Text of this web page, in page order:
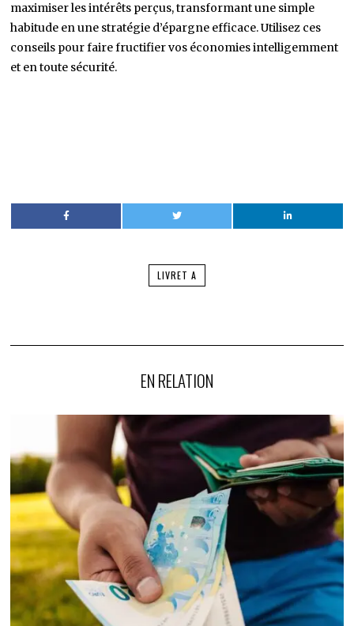
maximiser les intérêts perçus, transformant une simple
habitude en une stratégie d’épargne efficace. Utilisez ces
conseils pour faire fructifier vos économies intelligemment
et en toute sécurité.
LIVRET A
EN RELATION